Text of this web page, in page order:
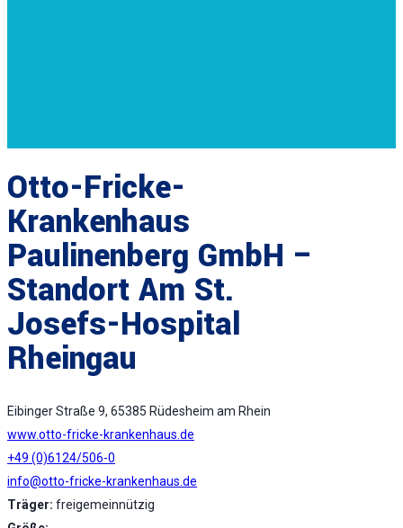
Otto-Fricke-
Krankenhaus
Paulinenberg GmbH –
Standort Am St.
Josefs-Hospital
Rheingau
Eibinger Straße 9, 65385 Rüdesheim am Rhein
www.otto-fricke-krankenhaus.de
+49 (0)6124/506-0
info@otto-fricke-krankenhaus.de
Träger: freigemeinnützig